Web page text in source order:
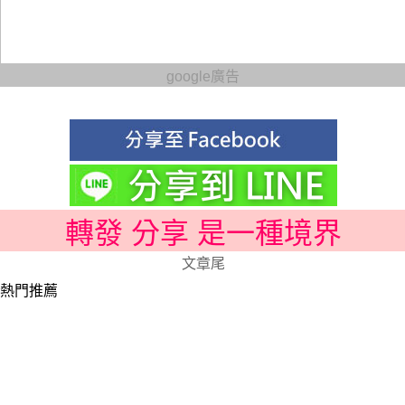
google廣告
轉發 分享 是一種境界
文章尾
熱門推薦